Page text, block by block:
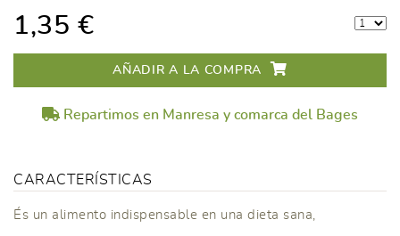
1,35 €
AÑADIR A LA COMPRA
Repartimos en Manresa y comarca del Bages
CARACTERÍSTICAS
És un alimento indispensable en una dieta sana,